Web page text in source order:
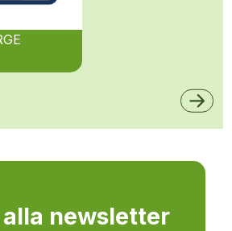
newsletter